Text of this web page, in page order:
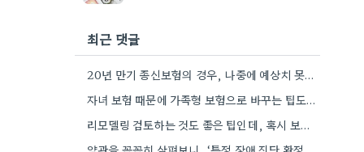
최근 댓글
20년 만기 종신보험의 경우, 나중에 예상치 못한 상황에 대비하는 것이 더 합리적일 수 있을 것…
자녀 보험 때문에 가족형 보험으로 바꾸는 팁도 기억해둬야겠네요.
리모델링 검토하는 것도 좋은 팁인데, 혹시 보험사별로 추천하는 리모델링 방식이 다른가요?